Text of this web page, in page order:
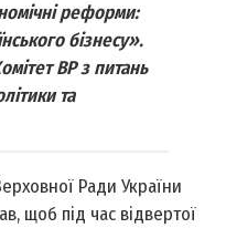
реформи:
бізнесу».
ВР з питань
та
Ради України
щоб під час відвертої